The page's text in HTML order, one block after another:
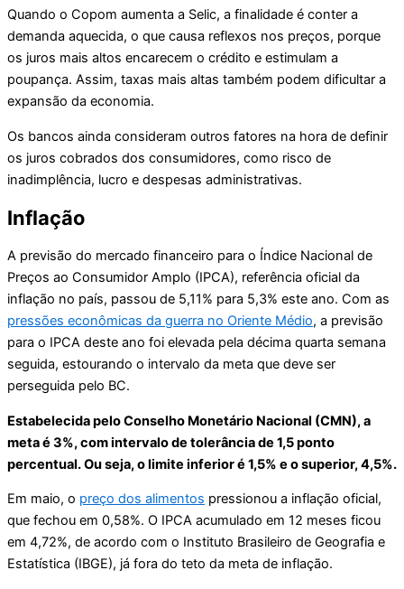
Quando o Copom aumenta a Selic, a finalidade é conter a
demanda aquecida, o que causa reflexos nos preços, porque
os juros mais altos encarecem o crédito e estimulam a
poupança. Assim, taxas mais altas também podem dificultar a
expansão da economia.
Os bancos ainda consideram outros fatores na hora de definir
os juros cobrados dos consumidores, como risco de
inadimplência, lucro e despesas administrativas.
Inflação
A previsão do mercado financeiro para o Índice Nacional de
Preços ao Consumidor Amplo (IPCA), referência oficial da
inflação no país, passou de 5,11% para 5,3% este ano. Com as
pressões econômicas da guerra no Oriente Médio, a previsão
para o IPCA deste ano foi elevada pela décima quarta semana
seguida, estourando o intervalo da meta que deve ser
perseguida pelo BC.
Estabelecida pelo Conselho Monetário Nacional (CMN), a
meta é 3%, com intervalo de tolerância de 1,5 ponto
percentual. Ou seja, o limite inferior é 1,5% e o superior, 4,5%.
Em maio, o preço dos alimentos pressionou a inflação oficial,
que fechou em 0,58%. O IPCA acumulado em 12 meses ficou
em 4,72%, de acordo com o Instituto Brasileiro de Geografia e
Estatística (IBGE), já fora do teto da meta de inflação.